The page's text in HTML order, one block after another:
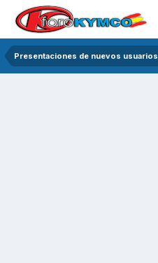
Presentaciones de nuevos usuarios